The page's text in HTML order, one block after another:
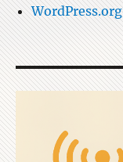
WordPress.org